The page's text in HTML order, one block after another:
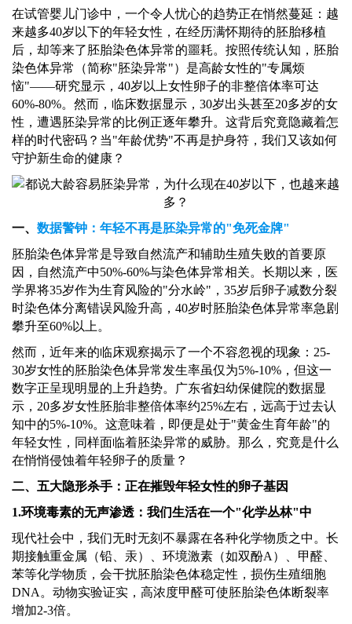
在试管婴儿门诊中，一个令人忧心的趋势正在悄然蔓延：越
来越多40岁以下的年轻女性，在经历满怀期待的胚胎移植
后，却等来了胚胎染色体异常的噩耗。按照传统认知，胚胎
染色体异常（简称"胚染异常"）是高龄女性的"专属烦
恼"——研究显示，40岁以上女性卵子的非整倍体率可达
60%-80%。然而，临床数据显示，30岁出头甚至20多岁的女
性，遭遇胚染异常的比例正逐年攀升。这背后究竟隐藏着怎
样的时代密码？当"年龄优势"不再是护身符，我们又该如何
守护新生命的健康？
一、 数据警钟：年轻不再是胚染异常的"免死金牌"
胚胎染色体异常是导致自然流产和辅助生殖失败的首要原
因，自然流产中50%-60%与染色体异常相关。长期以来，医
学界将35岁作为生育风险的"分水岭"，35岁后卵子减数分裂
时染色体分离错误风险升高，40岁时胚胎染色体异常率急剧
攀升至60%以上。
然而，近年来的临床观察揭示了一个不容忽视的现象： 25-
30岁女性的胚胎染色体异常发生率虽仅为5%-10%，但这一
数字正呈现明显的上升趋势。广东省妇幼保健院的数据显
示，20多岁女性胚胎非整倍体率约25%左右，远高于过去认
知中的5%-10%。这意味着，即便是处于"黄金生育年龄"的
年轻女性，同样面临着胚染异常的威胁。那么，究竟是什么
在悄悄侵蚀着年轻卵子的质量？
二、五大隐形杀手：正在摧毁年轻女性的卵子基因
1.环境毒素的无声渗透：我们生活在一个"化学丛林"中
现代社会中，我们无时无刻不暴露在各种化学物质之中。长
期接触重金属（铅、汞）、环境激素（如双酚A）、甲醛、
苯等化学物质，会干扰胚胎染色体稳定性，损伤生殖细胞
DNA。动物实验证实，高浓度甲醛可使胚胎染色体断裂率
增加2-3倍。